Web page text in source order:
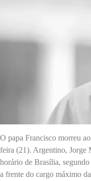
O papa Francisco morreu
feira (21). Argentino, Jorge
horário de Brasília,
a frente do cargo máximo